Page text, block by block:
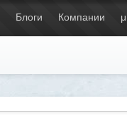
Блоги Компании μ